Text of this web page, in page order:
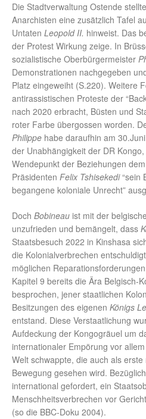
Die Stadtverwaltung Ostende
Anarchisten eine zusätzlich Tafel
Untaten Leopold II. hinweist. Das
der Protest Wirkung zeige. In
sozialistische Oberbürgermeister
Demonstrationen nachgegeben
Platz eingeweiht (S.220). Weitere
antirassistischen Proteste der
nach 2020 erbracht, Büsten und
roter Farbe übergossen worden.
Philippe habe daraufhin am
der Unabhängigkeit der DR
Wendepunkt der Beziehungen
Präsidenten Felix Tshisekedi“sein
begangene koloniale Unrecht”
Doch Bobineau ist mit der
unzufrieden und bemängelt, dass
Staatsbesuch 2022 in Kinshasa
die Kolonialverbrechen
möglichen
Kapitel 9 bereits die Ära Belgisch-
besprochen, jener staatlichen
Besitzungen des eigenen Königs
entstand. Diese Verstaatlichung
Aufdeckung der Kongogräuel um
internationaler Empörung vor
Welt schwappte, die auch als
Bewegung gesehen wird. Bezüglich
international gefordert, ein
Menschheitsverbrechen vor
(so die BBC-Doku 2004).